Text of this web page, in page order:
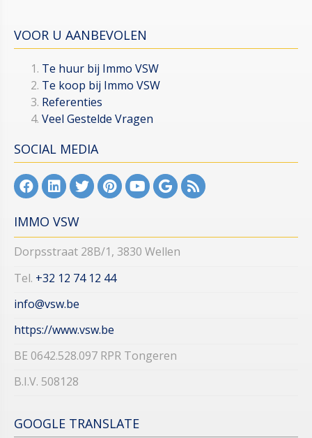
VOOR U AANBEVOLEN
Te huur bij Immo VSW
Te koop bij Immo VSW
Referenties
Veel Gestelde Vragen
SOCIAL MEDIA
IMMO VSW
Dorpsstraat 28B/1, 3830 Wellen
Tel. +32 12 74 12 44​​​​​​​
info@vsw.be
https://www.vsw.be
BE 0642.528.097 RPR Tongeren
B.I.V. 508128
GOOGLE TRANSLATE